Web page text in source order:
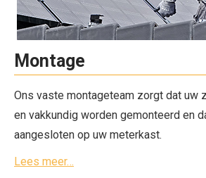
Montage
Ons vaste montageteam zorgt dat uw
en vakkundig worden gemonteerd en
aangesloten op uw meterkast.
Lees meer…